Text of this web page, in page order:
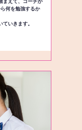
何を勉強するか
いきます。